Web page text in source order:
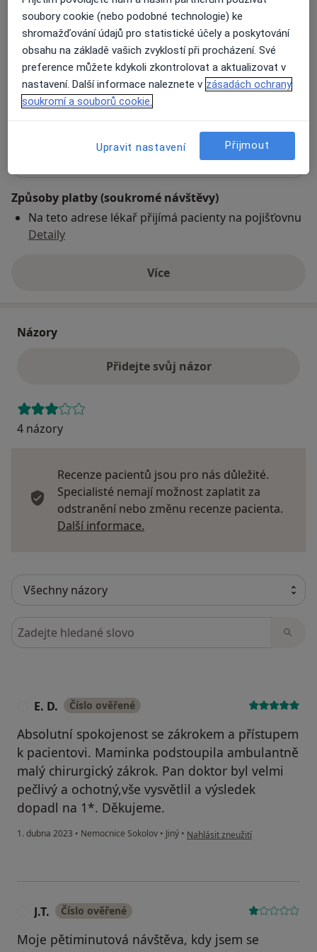
Karlovarská krajská nemocnice a.s.
K Nemocnici 17, Cheb350 02
Přiblížit mapu
Na této adrese online kalendář není aktivní
Co mám v takové situaci udělat?
Způsoby platby (soukromé návštěvy)
Na teto adrese lékař přijímá pacienty na pojišťovnu
Detaily
Víceo adrese
Názory
Přidejte svůj názor
4 názory
Recenze pacientů jsou pro nás důležité.
Specialisté nemají možnost zaplatit za
odstranění nebo změnu recenze pacienta.
Další informace.
Hledejte v názorech
E. D. Číslo ověřené
Absolutní spokojenost se zákrokem a přístupem
k pacientovi. Maminka podstoupila ambulantně
malý chirurgický zákrok. Pan doktor byl velmi
pečlivý a ochotný,vše vysvětlil a výsledek
dopadl na 1*. Děkujeme.
1. dubna 2023 • Nemocnice Sokolov • Jiný • podle názoru uživatele E. D.
Nahlásit zneužití
J.T. Číslo ověřené
Moje pětiminutová návštěva, kdy jsem se
soubory cookie (nebo podobné technologie) ke
shromažďování údajů pro statistické účely a poskytování
obsahu na základě vašich zvyklostí při procházení. Své
preference můžete kdykoli zkontrolovat a aktualizovat v
nastavení. Další informace naleznete v zásadách ochrany
soukromí a souborů cookie.
Upravit nastavení Přijmout